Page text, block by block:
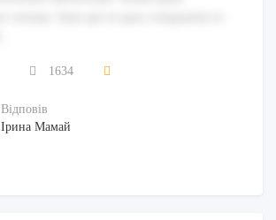
1634
Відповів
Ірина Мамай